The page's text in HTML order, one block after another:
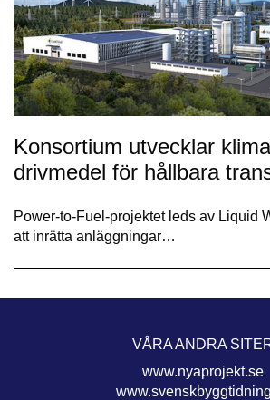
Konsortium utvecklar
drivmedel för hållbara
Power-to-Fuel-projektet leds av Liquid
att inrätta anläggningar…
VÅRA ANDRA
www.nyaprojekt.se